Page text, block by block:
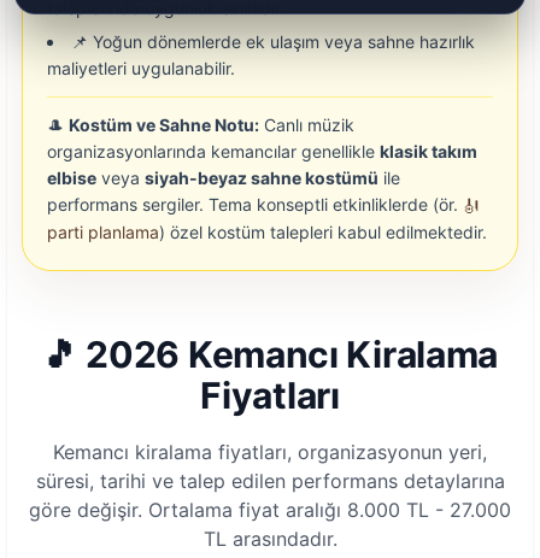
📌 Yoğun dönemlerde ek ulaşım veya sahne hazırlık
maliyetleri uygulanabilir.
🎩 Kostüm ve Sahne Notu: Canlı müzik
organizasyonlarında kemancılar genellikle klasik takım
elbise veya siyah-beyaz sahne kostümü ile
performans sergiler. Tema konseptli etkinliklerde (ör.
parti planlama) özel kostüm talepleri kabul edilmektedir.
🎵 2026 Kemancı Kiralama
Fiyatları
Kemancı kiralama fiyatları, organizasyonun yeri,
süresi, tarihi ve talep edilen performans detaylarına
göre değişir. Ortalama fiyat aralığı 8.000 TL - 27.000
TL arasındadır.